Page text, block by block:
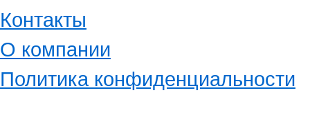
Контакты
О компании
Политика конфиденциальности